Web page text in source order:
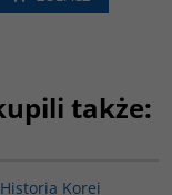
także:
Historia Korei